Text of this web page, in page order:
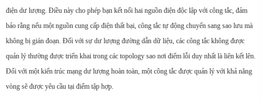
điện dư lượng. Điều này cho phép bạn kết nối hai nguồn điện độc lập với công tắc, đảm
bảo rằng nếu một nguồn cung cấp điện thất bại, công tắc tự động chuyển sang sao lưu mà
không bị gián đoạn. Đối với sự dư lượng đường dẫn dữ liệu, các công tắc không được
quản lý thường được triển khai trong các topology sao nơi điểm lỗi duy nhất là liên kết lên.
Đối với một kiến trúc mạng dư lượng hoàn toàn, một công tắc được quản lý với khả năng
vòng sẽ được yêu cầu tại điểm tập hợp.